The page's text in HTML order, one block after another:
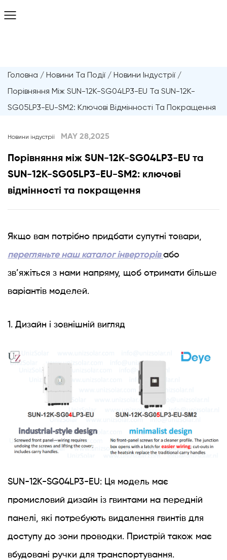
Головна / Новини Та Події/ Новини Індустрії/
Порівняння Між SUN-12K-SG04LP3-EU Та SUN-12K-
SG05LP3-EU-SM2: Ключові Відмінності Та Покращення
Новини індустрії MAY 28,2025
Порівняння між SUN-12K-SG04LP3-EU та
SUN-12K-SG05LP3-EU-SM2: ключові
відмінності та покращення
Якщо вам потрібно придбати супутні товари,
перегляньте наш каталог інверторівабо
зв’яжіться з нами напряму, щоб отримати більше
варіантів моделей.
1. Дизайн і зовнішній вигляд
SUN-12K-SG04LP3-EU: Ця модель має
промисловий дизайн із гвинтами на передній
панелі, які потребують видалення гвинтів для
доступу до зони проводки. Пристрій також має
вбудовані ручки для транспортування.